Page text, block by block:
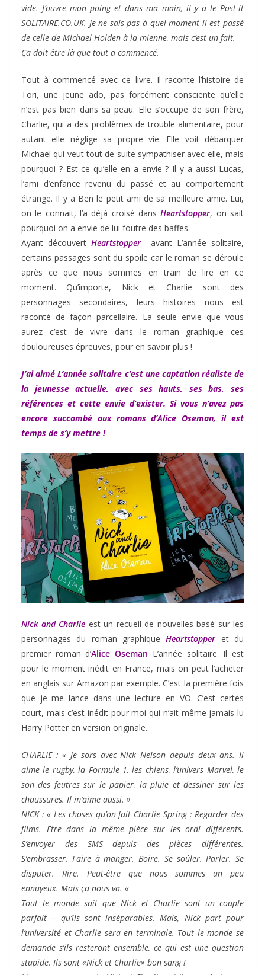
vide. J’ouvre mon poing et dans ma main, il y a le Post-it
SOLITAIRE.CO.UK. Je ne sais pas à quel moment il est passé
de celle de Michael Holden à la mienne, mais c’est un fait.
Ça doit être là que tout a commencé.
Tout à commencé avec ce livre. Il raconte l’histoire de
Tori, une jeune ado, pas forcément consciente qu’elle
n’est pas bien dans sa peau. Elle s’occupe de son frère,
Charlie, qui a des problèmes de trouble alimentaire, pour
autant elle néglige sa propre vie. Elle voit débarquer
Michael qui veut tout de suite sympathiser avec elle, mais
pourquoi ? Est-ce qu’elle en a envie ? Il y a aussi Lucas,
l’ami d’enfance revenu du passé et au comportement
étrange. Il y a Ben le petit ami de sa meilleure amie. Lui,
on le connait, l’a déjà croisé dansHeartstopper, on sait
pourquoi on a envie de lui foutre des baffes.
Ayant découvertHeartstopper avant L’année solitaire,
certains passages sont du spoile car le roman se déroule
après ce que nous sommes en train de lire en ce
moment. Qu’importe, Nick et Charlie sont des
personnages secondaires, leurs histoires nous est
raconté de façon parcellaire. La seule envie que vous
aurez c’est de vivre dans le roman graphique ces
douloureuses épreuves, pour en savoir plus !
J’ai aimé L’année solitaire c’est une captation réaliste de
la jeunesse actuelle, avec ses hauts, ses bas, ses
références et cette envie d’exister. Si vous n’avez pas
encore succombéaux romans d’Alice Oseman, il est
temps de s’y mettre !
Nick and Charlie est un recueil de nouvelles basé sur les
personnages du roman graphiqueHeartstopper et du
premier roman d’Alice Oseman L’année solitaire. Il est
pour le moment inédit en France, mais on peut l’acheter
en anglais sur Amazon par exemple. C’est la première fois
que je me lance dans une lecture en VO. C’est certes
court, mais c’est inédit pour moi qui n’ait même jamais lu
Harry Potter en version originale.
CHARLIE : « Je sors avec Nick Nelson depuis deux ans. Il
aime le rugby, la Formule 1, les chiens, l’univers Marvel, le
son des feutres sur le papier, la pluie et dessiner sur les
chaussures. Il m’aime aussi. »
NICK : « Les choses qu’on fait Charlie Spring : Regarder des
films. Etre dans la même pièce sur les ordi différents.
S’envoyer des SMS depuis des pièces différentes.
S’embrasser. Faire à manger. Boire. Se soûler. Parler. Se
disputer. Rire. Peut-être que nous sommes un peu
ennuyeux. Mais ça nous va. «
Tout le monde sait que Nick et Charlie sont un couple
parfait – qu’ils sont inséparables. Mais, Nick part pour
l’université et Charlie sera en terminale. Tout le monde se
demande s’ils resteront ensemble, ce qui est une question
stupide. Ils sont «Nick et Charlie» bon sang !